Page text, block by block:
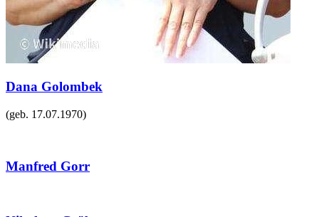
Dana Golombek
(geb. 17.07.1970)
Manfred Gorr